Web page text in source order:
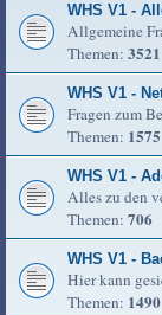
WHS V1 -
Allgemeine
Themen: 3521
WHS V1 -
Fragen zum
Themen: 1575
WHS V1 -
Alles zu den
Themen: 706
WHS V1 -
Hier kann
Themen: 1490